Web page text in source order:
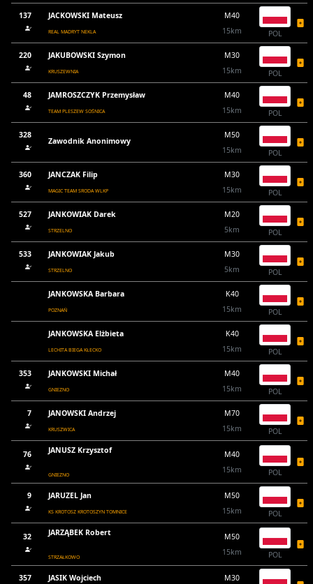
137 JACKOWSKI Mateusz
REAL MADRYT NEKLA
M40
15km
POL
220 JAKUBOWSKI Szymon
KRUSZEWNIA
M30
15km
POL
48 JAMROSZCZYK Przemysław
TEAM PLESZEW SOŚNICA
M40
15km
POL
328
Zawodnik Anonimowy
M50
15km
POL
360 JANCZAK Filip
MAGIC TEAM SRODA WLKP
M30
15km
POL
527 JANKOWIAK Darek
STRZELNO
M20
5km
POL
533 JANKOWIAK Jakub
STRZELNO
M30
5km
POL
JANKOWSKA Barbara
POZNAŃ
K40
15km
POL
JANKOWSKA Elżbieta
LECHITA BIEGA KŁECKO
K40
15km
POL
353 JANKOWSKI Michał
GNIEZNO
M40
15km
POL
7 JANOWSKI Andrzej
KRUSZWICA
M70
15km
POL
76 JANUSZ Krzysztof
GNIEZNO
M40
15km
POL
9 JARUZEL Jan
KS KROTOSZ KROTOSZYN TOMNICE
M50
15km
POL
32 JARZĄBEK Robert
STRZAŁKOWO
M50
15km
POL
357 JASIK Wojciech
M30